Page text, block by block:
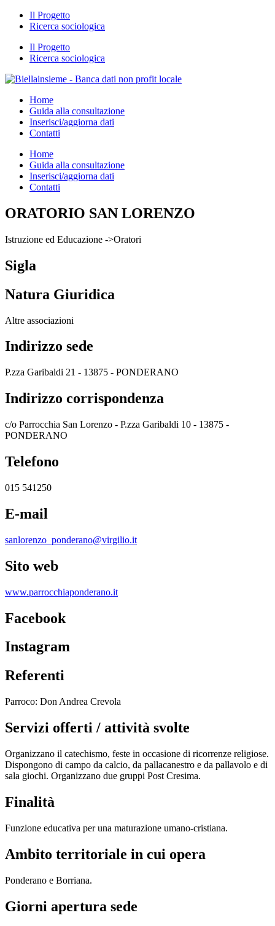
Il Progetto
Ricerca sociologica
Il Progetto
Ricerca sociologica
Home
Guida alla consultazione
Inserisci/aggiorna dati
Contatti
Home
Guida alla consultazione
Inserisci/aggiorna dati
Contatti
ORATORIO SAN LORENZO
Istruzione ed Educazione ->Oratori
Sigla
Natura Giuridica
Altre associazioni
Indirizzo sede
P.zza Garibaldi 21 - 13875 - PONDERANO
Indirizzo corrispondenza
c/o Parrocchia San Lorenzo - P.zza Garibaldi 10 - 13875 -
PONDERANO
Telefono
015 541250
E-mail
sanlorenzo_ponderano@virgilio.it
Sito web
www.parrocchiaponderano.it
Facebook
Instagram
Referenti
Parroco: Don Andrea Crevola
Servizi offerti / attività svolte
Organizzano il catechismo, feste in occasione di ricorrenze religiose.
Dispongono di campo da calcio, da pallacanestro e da pallavolo e di
sala giochi. Organizzano due gruppi Post Cresima.
Finalità
Funzione educativa per una maturazione umano-cristiana.
Ambito territoriale in cui opera
Ponderano e Borriana.
Giorni apertura sede